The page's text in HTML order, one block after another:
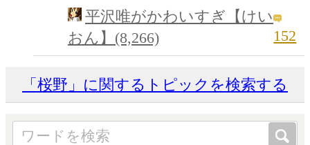
平沢唯がかわいすぎ【けい
おん】(8,266)
152
「桜野」に関するトピックを検索する